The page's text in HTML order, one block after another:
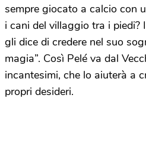
sempre giocato a calcio con
i cani del villaggio tra i piedi?
gli dice di credere nel suo
magia”. Così Pelé va dal
incantesimi, che lo aiuterà a
propri desideri.